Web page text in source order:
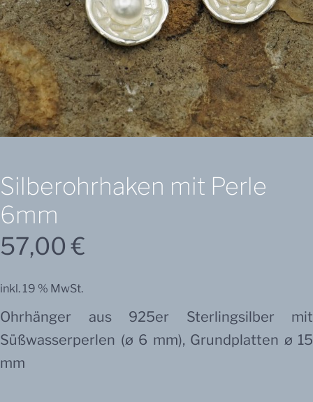
Silberohrhaken mit Perle
6mm
57,00€
inkl. 19 % MwSt.
Ohrhänger aus 925er Sterlingsilber mit
Süßwasserperlen (ø 6 mm), Grundplatten ø 15
mm